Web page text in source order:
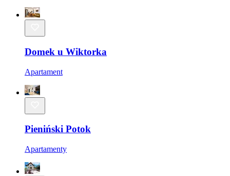
Domek u Wiktorka
Apartament
Pieniński Potok
Apartamenty